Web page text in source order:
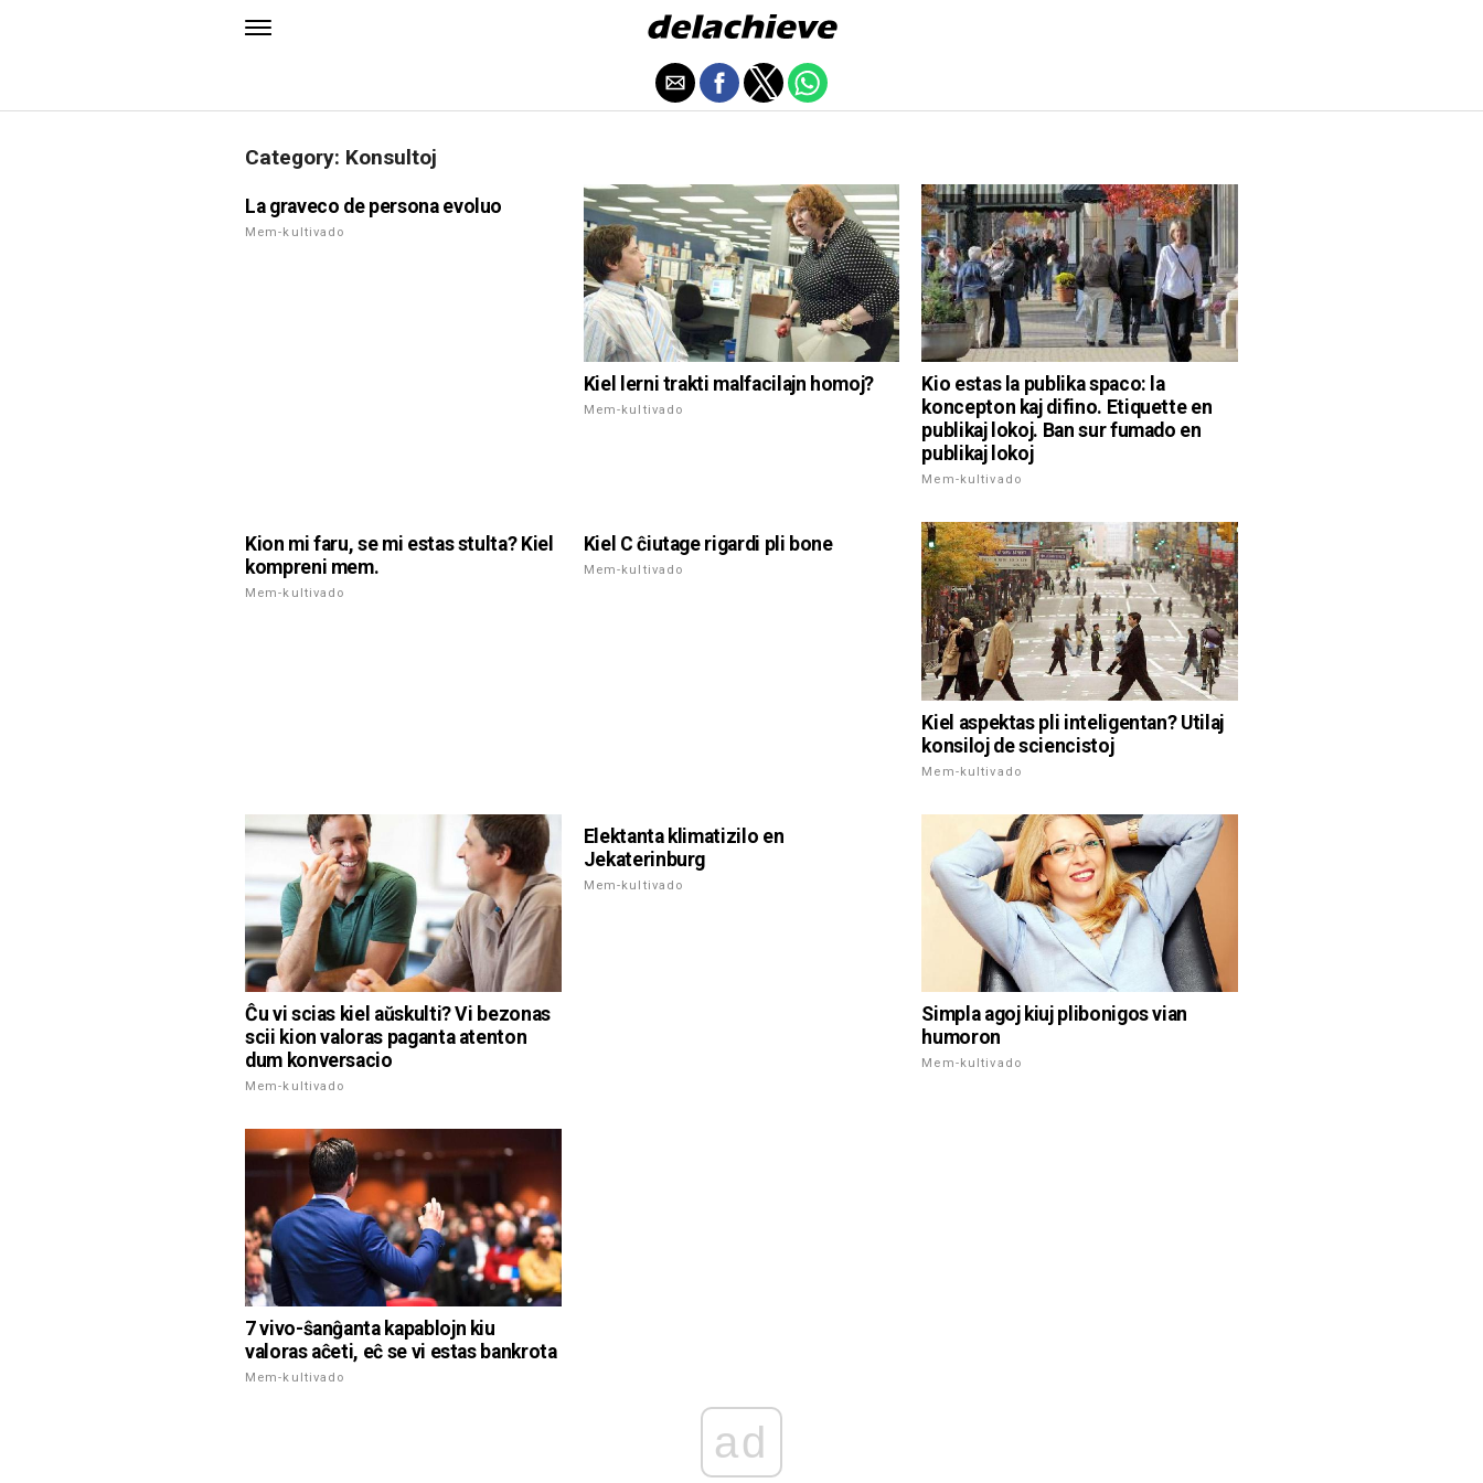
Category: Konsultoj
La graveco de persona evoluo
Mem-kultivado
Kiel lerni trakti malfacilajn homoj?
Mem-kultivado
Kio estas la publika spaco: la
koncepton kaj difino. Etiquette en
publikaj lokoj. Ban sur fumado en
publikaj lokoj
Mem-kultivado
Kion mi faru, se mi estas stulta? Kiel
kompreni mem.
Mem-kultivado
Kiel C ĉiutage rigardi pli bone
Mem-kultivado
Kiel aspektas pli inteligentan? Utilaj
konsiloj de sciencistoj
Mem-kultivado
Ĉu vi scias kiel aŭskulti? Vi bezonas
scii kion valoras paganta atenton
dum konversacio
Mem-kultivado
Elektanta klimatizilo en
Jekaterinburg
Mem-kultivado
Simpla agoj kiuj plibonigos vian
humoron
Mem-kultivado
7 vivo-ŝanĝanta kapablojn kiu
valoras aĉeti, eĉ se vi estas bankrota
Mem-kultivado
ad